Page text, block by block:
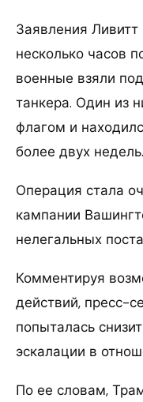
Заявления Ливитт
несколько часов
военные взяли
танкера. Один из
флагом и
более двух недель.
Операция стала
кампании
нелегальных
Комментируя
действий, пресс-
попыталась
эскалации в
По ее словам,